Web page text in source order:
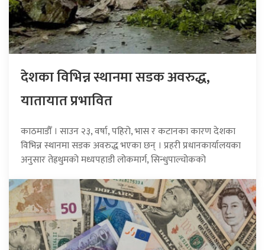
देशका विभिन्न स्थानमा सडक अवरुद्ध,
यातायात प्रभावित
काठमाडौँ । साउन २३, वर्षा, पहिरो, भास र कटानका कारण देशका
विभिन्न स्थानमा सडक अवरुद्ध भएका छन् । प्रहरी प्रधानकार्यालयका
अनुसार तेह्रथुमको मध्यपहाडी लोकमार्ग, सिन्धुपाल्चोकको